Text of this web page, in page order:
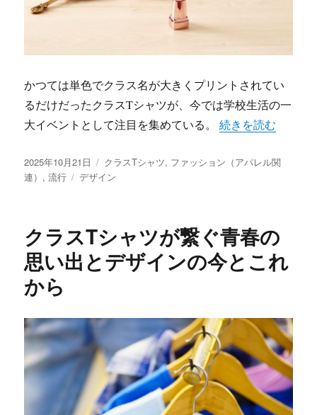
かつては単色でクラス名が大きくプリントされてい
るだけだったクラスTシャツが、今では学校生活の一
大イベントとして注目を集めている。“クラスTシャツが
続きを読む
投
稿
2025年10月21日
カ
テ
クラスTシャツ, ファッション（アパレル関
連） ,流行
タ
デザイン
クラスTシャツが繋ぐ青春の
思い出とデザインの今とこれ
から